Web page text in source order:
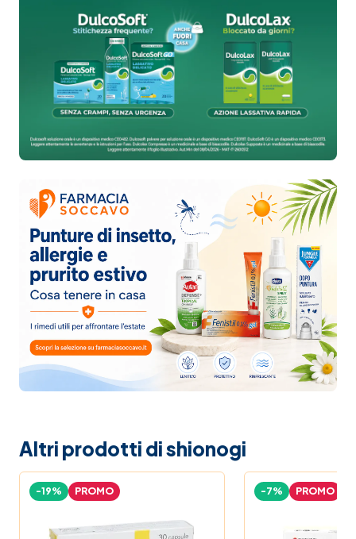
Altri prodotti di shionogi
-19% PROMO -7% PROMO